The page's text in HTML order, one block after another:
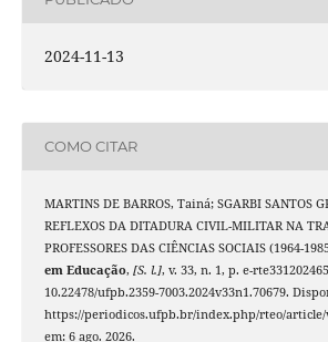
2024-11-13
COMO CITAR
MARTINS DE BARROS, Tainá; SGARBI SANTOS
REFLEXOS DA DITADURA CIVIL-MILITAR NA
PROFESSORES DAS CIÊNCIAS SOCIAIS (1964-
em Educação, [S. l.], v. 33, n. 1, p. e-
10.22478/ufpb.2359-7003.2024v33n1.70679.
https://periodicos.ufpb.br/index.php/rteo/article/
em: 6 ago. 2026.